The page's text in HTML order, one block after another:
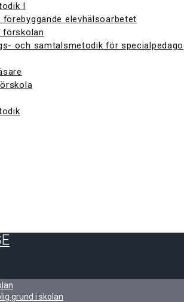
I
elevhälsoarbetet
förskolan
och samtalsmetodik för
grund i skolan